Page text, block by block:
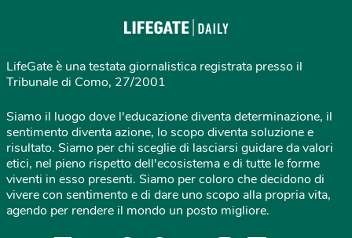
LifeGate è una testata giornalistica registrata presso il
Tribunale di Como, 27/2001
Siamo il luogo dove l'educazione diventa determinazione, il
sentimento diventa azione, lo scopo diventa soluzione e
risultato. Siamo per chi sceglie di lasciarsi guidare da valori
etici, nel pieno rispetto dell'ecosistema e di tutte le forme
viventi in esso presenti. Siamo per coloro che decidono di
vivere con sentimento e di dare uno scopo alla propria vita,
agendo per rendere il mondo un posto migliore.